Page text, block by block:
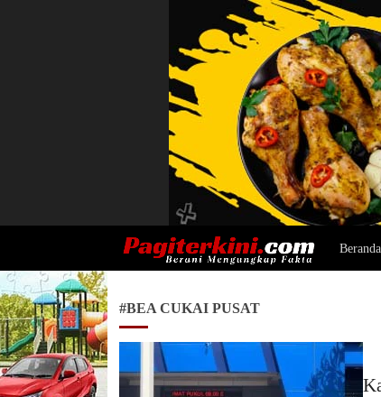
Beranda
#BEA CUKAI PUSAT